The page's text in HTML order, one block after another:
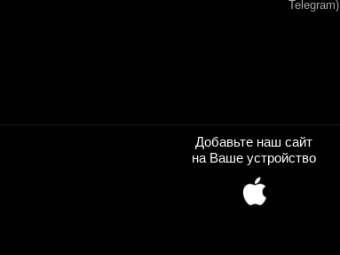
Telegram)
Добавьте наш сайт
на Ваше устройство